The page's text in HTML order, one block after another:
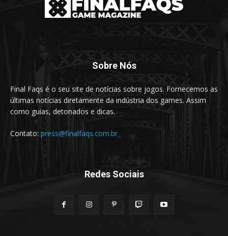
Sobre Nós
Final Faqs é o seu site de notícias sobre jogos. Fornecemos as
últimas notícias diretamente da indústria dos games. Assim
como guias, detonados e dicas.
Contato: press@finalfaqs.com.br
Redes Sociais